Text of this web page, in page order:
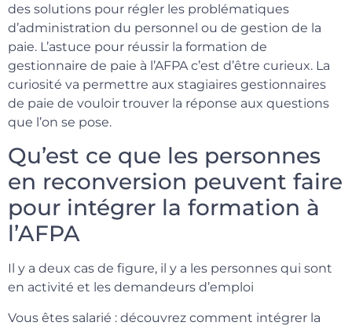
des solutions pour régler les problématiques
d’administration du personnel ou de gestion de la
paie. L’astuce pour réussir la formation de
gestionnaire de paie à l’AFPA c’est d’être curieux. La
curiosité va permettre aux stagiaires gestionnaires
de paie de vouloir trouver la réponse aux questions
que l’on se pose.
Qu’est ce que les personnes
en reconversion peuvent faire
pour intégrer la formation à
l’AFPA
Il y a deux cas de figure, il y a les personnes qui sont
en activité et les demandeurs d’emploi
Vous êtes salarié : découvrez comment intégrer la